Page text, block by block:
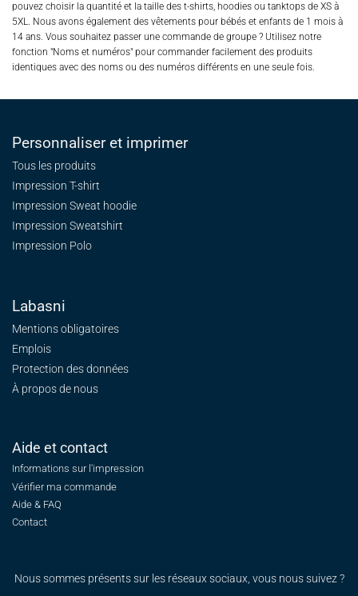
pouvez choisir la quantité et la taille des t-shirts, hoodies ou tanktops de XS à
5XL. Nous avons également des vêtements pour bébés et enfants de 1 mois à
14 ans. Vous souhaitez passer une commande de groupe ? Utilisez notre
fonction "Noms et numéros" pour commander facilement des produits
identiques avec des noms ou des numéros différents en une seule fois.
Personnaliser et imprimer
Tous les produits
Impression T-shirt
Impression Sweat hoodie
Impression Sweatshirt
Impression Polo
Labasni
Mentions obligatoires
Emplois
Protection des données
À propos de nous
Aide et contact
Informations sur l'impression
Vérifier ma commande
Aide & FAQ
Contact
Nous sommes présents sur les réseaux sociaux, vous nous suivez ?